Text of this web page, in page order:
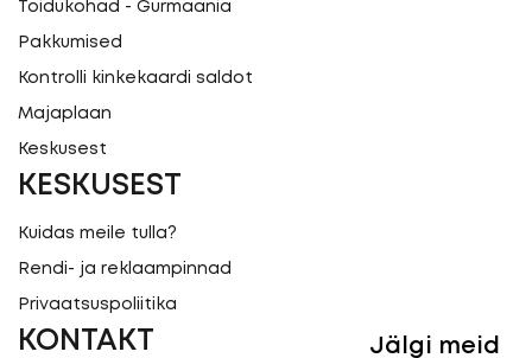
Toidukohad - Gurmaania
Pakkumised
Kontrolli kinkekaardi saldot
Majaplaan
Keskusest
KESKUSEST
Kuidas meile tulla?
Rendi- ja reklaampinnad
Privaatsuspoliitika
KONTAKT Jälgi meid